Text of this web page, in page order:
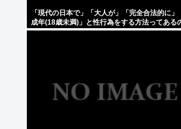
「現代の日本で」「大人が」「完全合法的に」
成年(18歳未満)」と性行為をする方法ってある